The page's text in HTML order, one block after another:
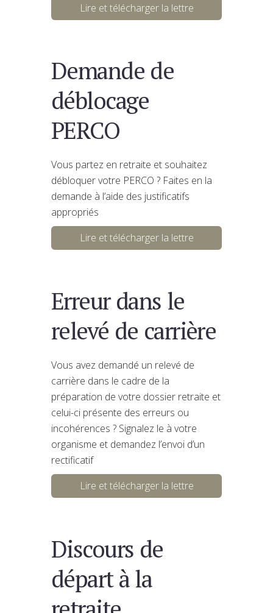
Lire et télécharger la lettre
Demande de
déblocage
PERCO
Vous partez en retraite et souhaitez
débloquer votre PERCO ? Faites en la
demande à l’aide des justificatifs
appropriés
Lire et télécharger la lettre
Erreur dans le
relevé de carrière
Vous avez demandé un relevé de
carrière dans le cadre de la
préparation de votre dossier retraite et
celui-ci présente des erreurs ou
incohérences ? Signalez le à votre
organisme et demandez l’envoi d’un
rectificatif
Lire et télécharger la lettre
Discours de
départ à la